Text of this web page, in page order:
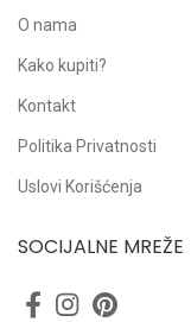
O nama
Kako kupiti?
Kontakt
Politika Privatnosti
Uslovi Korišćenja
SOCIJALNE MREŽE